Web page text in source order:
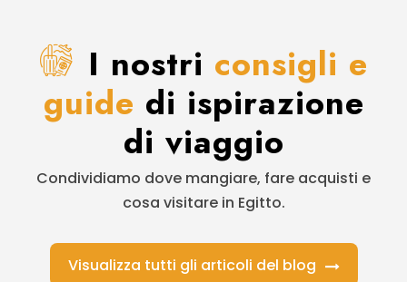
I nostri consigli e
guide di ispirazione
di viaggio
Condividiamo dove mangiare, fare acquisti e
cosa visitare in Egitto.
Visualizza tutti gli articoli del blog